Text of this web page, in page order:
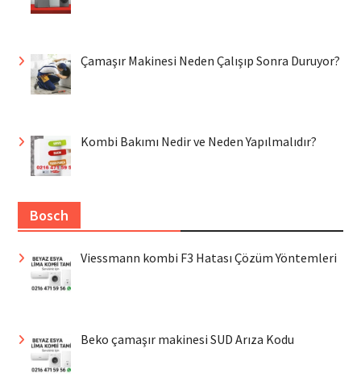
Çamaşır Makinesi Neden Çalışıp Sonra Duruyor?
Kombi Bakımı Nedir ve Neden Yapılmalıdır?
Bosch
Viessmann kombi F3 Hatası Çözüm Yöntemleri
Beko çamaşır makinesi SUD Arıza Kodu